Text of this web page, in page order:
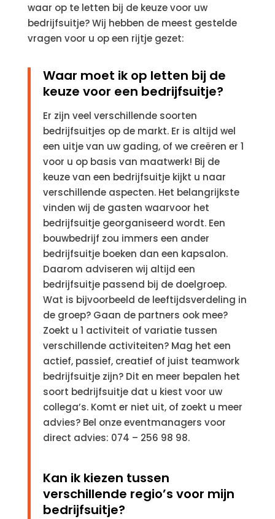
waar op te letten bij de keuze voor uw
bedrijfsuitje? Wij hebben de meest gestelde
vragen voor u op een rijtje gezet:
Waar moet ik op letten bij de
keuze voor een bedrijfsuitje?
Er zijn veel verschillende soorten
bedrijfsuitjes op de markt. Er is altijd wel
een uitje van uw gading, of we creëren er 1
voor u op basis van maatwerk! Bij de
keuze van een bedrijfsuitje kijkt u naar
verschillende aspecten. Het belangrijkste
vinden wij de gasten waarvoor het
bedrijfsuitje georganiseerd wordt. Een
bouwbedrijf zou immers een ander
bedrijfsuitje boeken dan een kapsalon.
Daarom adviseren wij altijd een
bedrijfsuitje passend bij de doelgroep.
Wat is bijvoorbeeld de leeftijdsverdeling in
de groep? Gaan de partners ook mee?
Zoekt u 1 activiteit of variatie tussen
verschillende activiteiten? Mag het een
actief, passief, creatief of juist teamwork
bedrijfsuitje zijn? Dit en meer bepalen het
soort bedrijfsuitje dat u kiest voor uw
collega’s. Komt er niet uit, of zoekt u meer
advies? Bel onze eventmanagers voor
direct advies: 074 – 256 98 98.
Kan ik kiezen tussen
verschillende regio’s voor mijn
bedrijfsuitje?